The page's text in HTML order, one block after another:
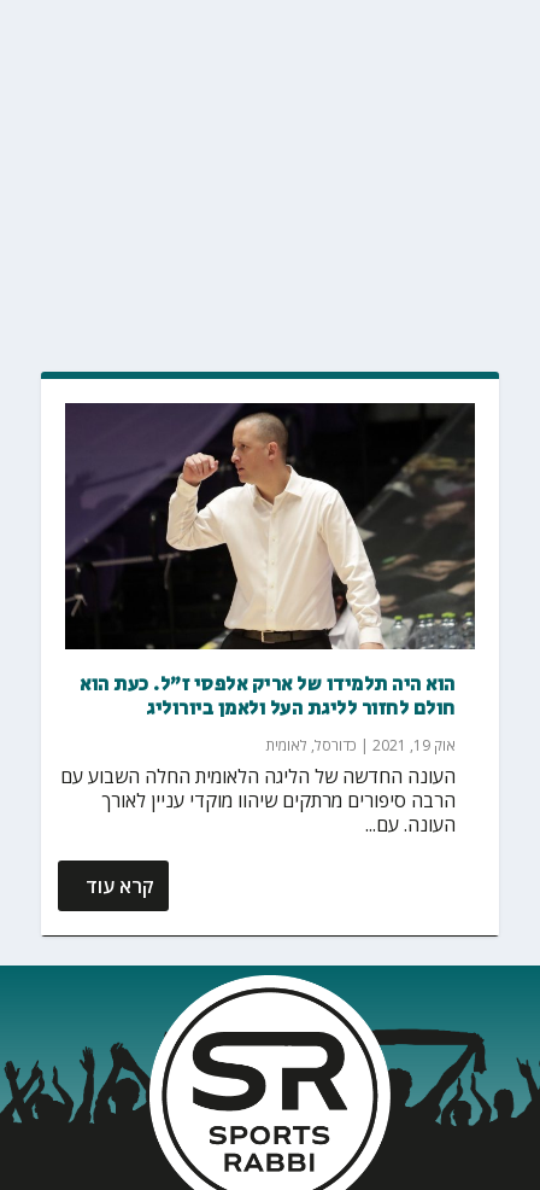
הוא היה תלמידו של אריק אלפסי ז"ל. כעת הוא
חולם לחזור לליגת העל ולאמן ביורוליג
אוק 19, 2021 | כדורסל, לאומית
העונה החדשה של הליגה הלאומית החלה השבוע עם
הרבה סיפורים מרתקים שיהוו מוקדי עניין לאורך
העונה. עם...
קרא עוד